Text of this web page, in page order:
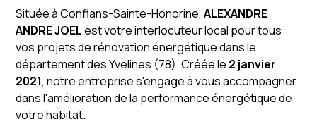
Située à Conflans-Sainte-Honorine,ALEXANDRE
ANDRE JOELest votre interlocuteur local pour tous
vos projets de rénovation énergétique dans le
département des Yvelines (78). Créée le 2 janvier
2021, notre entreprise s'engage à vous accompagner
dans l'amélioration de la performance énergétique de
votre habitat.